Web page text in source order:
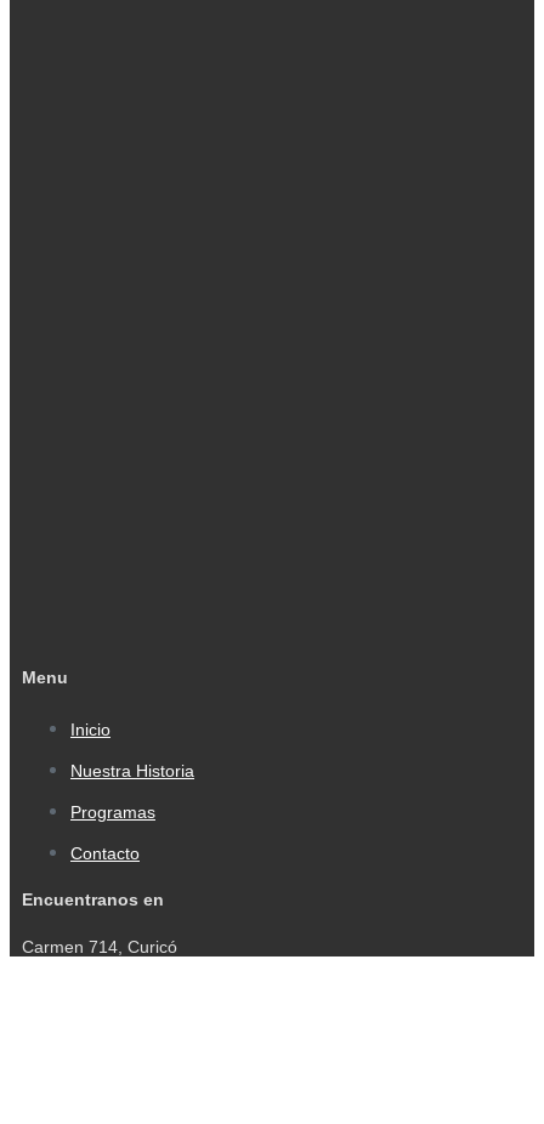
Menu
Inicio
Nuestra Historia
Programas
Contacto
Encuentranos en
Carmen 714, Curicó